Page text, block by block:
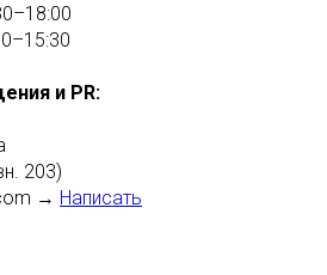
и PR:
203)
→ Написать